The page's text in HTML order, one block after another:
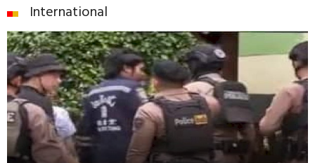
International